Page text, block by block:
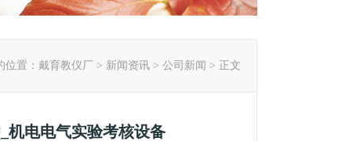
位置： 戴育教仪厂 > 新闻资讯 > 公司新闻 > 正文
机电电气实验考核设备